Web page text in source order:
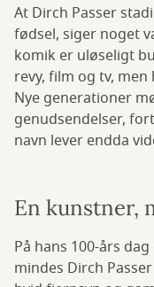
At Dirch Passer
fødsel, siger noget
komik er uløseligt
revy, film og tv,
Nye generationer
genudsendelser,
navn lever endda
En kunstner,
På hans 100-års
mindes Dirch